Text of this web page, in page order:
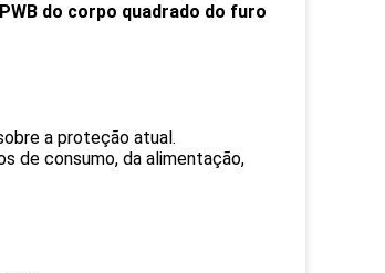
do corpo quadrado do furo
a proteção atual.
de consumo, da alimentação,